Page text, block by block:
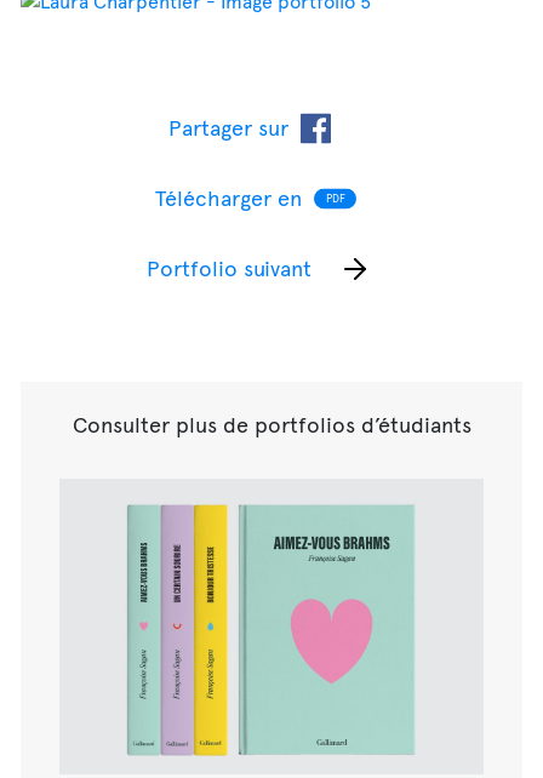
Partager sur
Télécharger en PDF
Portfolio suivant
Consulter plus de portfolios d’étudiants